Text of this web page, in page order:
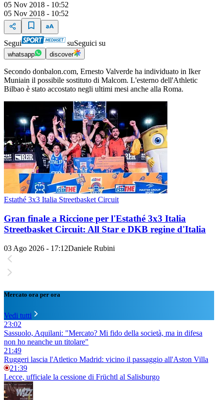
05 Nov 2018 - 10:52
05 Nov 2018 - 10:52
Segui suSeguici su
whatsapp discover
Secondo donbalon.com, Ernesto Valverde ha individuato in Iker
Muniain il possibile sostituto di Malcom. L'esterno dell'Athletic
Bilbao è stato accostato negli ultimi mesi anche alla Roma.
Estathé 3x3 Italia Streetbasket Circuit
Gran finale a Riccione per l'Estathé 3x3 Italia
Streetbasket Circuit: All Star e DKB regine d'Italia
03 Ago 2026 - 17:12Daniele Rubini
Mercato ora per ora
Vedi tutti
23:02
Sassuolo, Aquilani: "Mercato? Mi fido della società, ma in difesa
non ho neanche un titolare"
21:49
Ruggeri lascia l'Atletico Madrid: vicino il passaggio all'Aston Villa
21:39
Lecce, ufficiale la cessione di Früchtl al Salisburgo